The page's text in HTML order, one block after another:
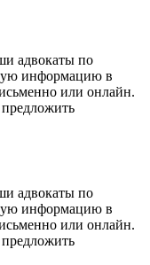
адвокаты по
информацию в
или онлайн.
адвокаты по
информацию в
или онлайн.